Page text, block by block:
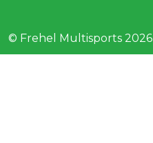
© Frehel Multisports 2026